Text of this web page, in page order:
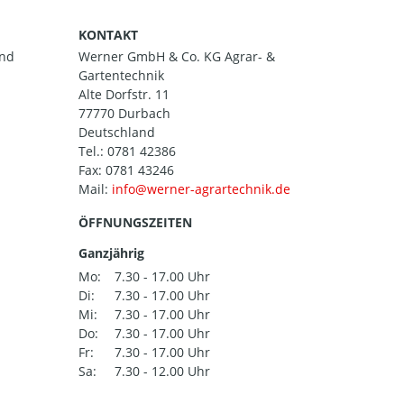
KONTAKT
Werner GmbH & Co. KG Agrar- &
Gartentechnik
Alte Dorfstr. 11
77770 Durbach
Deutschland
Tel.: 0781 42386
Fax: 0781 43246
Mail:
ÖFFNUNGSZEITEN
Ganzjährig
Mo:
7.30 - 17.00 Uhr
Di:
7.30 - 17.00 Uhr
Mi:
7.30 - 17.00 Uhr
Do:
7.30 - 17.00 Uhr
Fr:
7.30 - 17.00 Uhr
Sa:
7.30 - 12.00 Uhr